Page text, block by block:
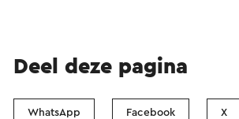
Deel deze pagina
WhatsApp Facebook X